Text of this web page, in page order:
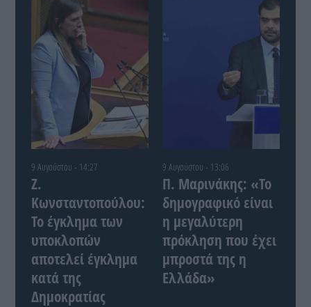
9 Αυγούστου - 14:27
Ζ.
Κωνσταντοπούλου:
Το έγκλημα των
υποκλοπών
αποτελεί έγκλημα
κατά της
Δημοκρατίας
9 Αυγούστου - 13:06
Π. Μαρινάκης: «Το
δημογραφικό είναι
η μεγαλύτερη
πρόκληση που έχει
μπροστά της η
Ελλάδα»